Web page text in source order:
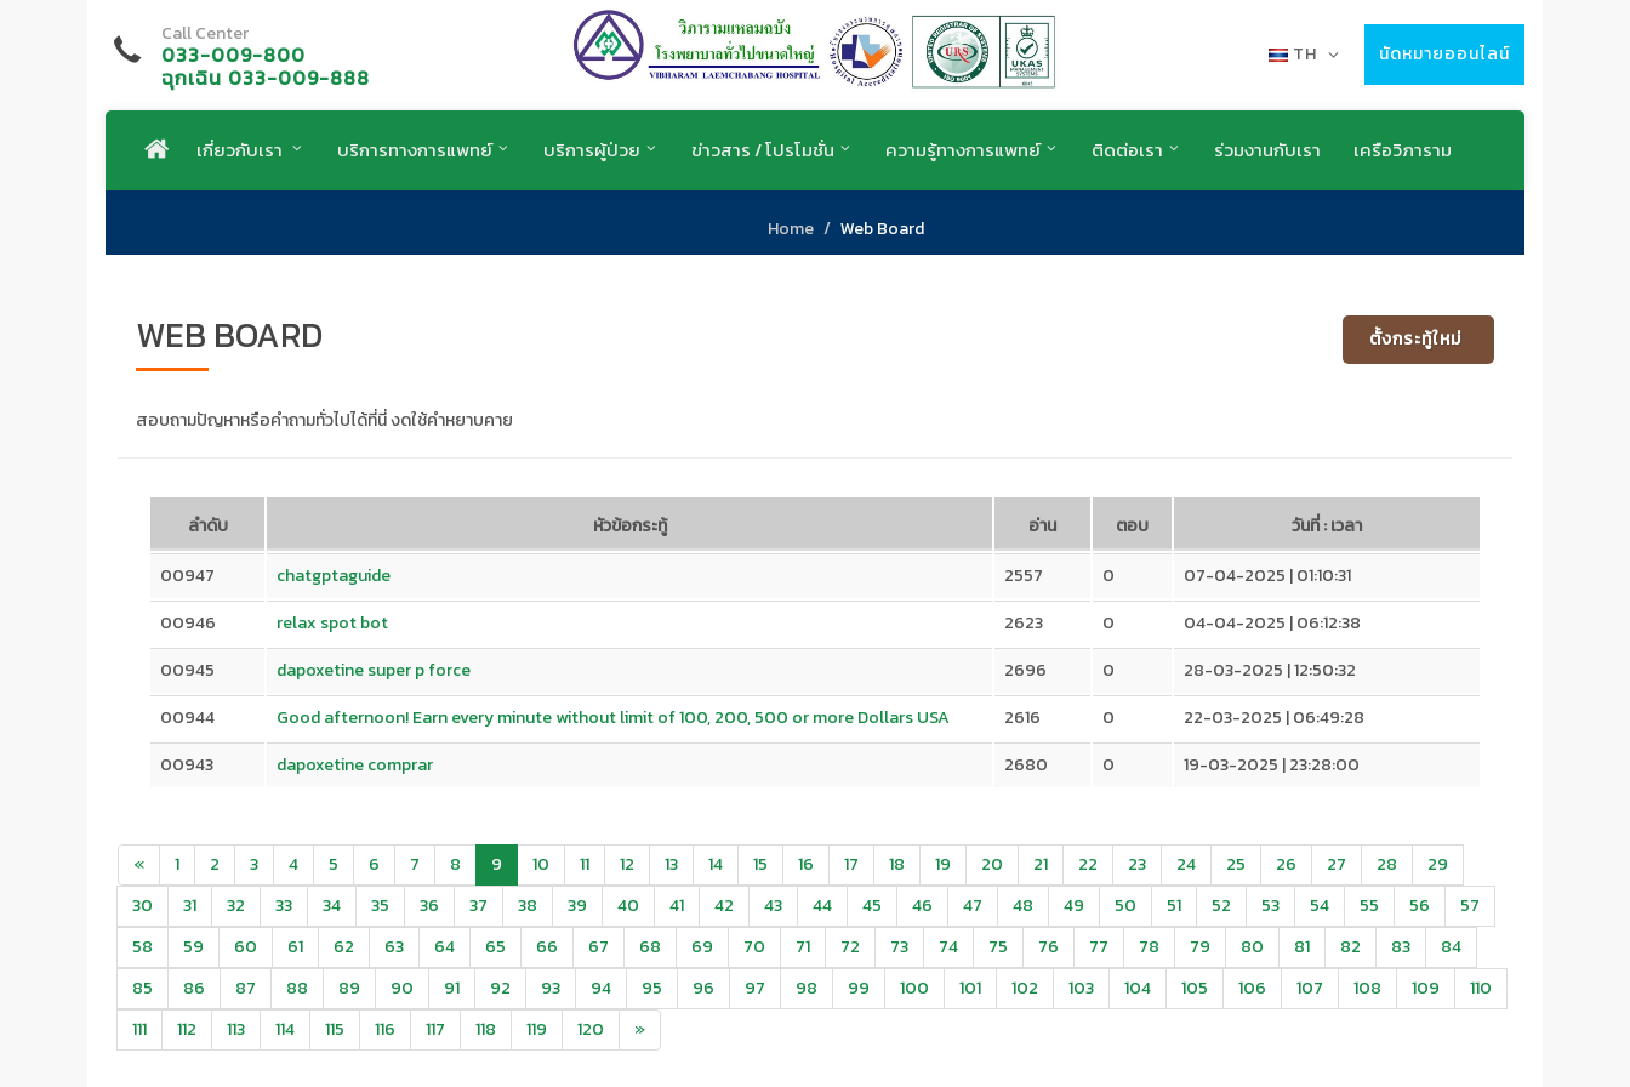
Call Center
033-009-800
ฉุกเฉิน 033-009-888
TH นัดหมายออนไลน์
เกี่ยวกับเรา บริการทางการแพทย์ บริการผู้ป่วย ข่าวสาร / โปรโมชั่น ความรู้ทางการแพทย์ ติดต่อเรา ร่วมงานกับเรา เครือวิภาราม
Home Web Board
WEB BOARD
สอบถามปัญหาหรือคำถามทั่วไปได้ที่นี่ งดใช้คำหยาบคาย
ตั้งกระทู้ใหม่
ลำดับ หัวข้อกระทู้ อ่าน ตอบ
วันที่ : เวลา
00947
chatgptaguide 2557 0
07-04-2025 | 01:10:31
00946
relax spot bot 2623 0
04-04-2025 | 06:12:38
00945
dapoxetine super p force 2696 0
28-03-2025 | 12:50:32
00944
Good afternoon! Earn every minute without limit of 100, 200, 500 or more Dollars USA 2616 0
22-03-2025 | 06:49:28
00943
dapoxetine comprar 2680 0 19-03-2025 | 23:28:00
« 1 2 3 4 5 6 7 8 9 10 11 12 13 14 15 16 17 18 19 20 21 22 23 24 25 26 27 28
29
30
31 32 33 34 35 36 37 38 39 40 41 42 43 44 45 46 47 48 49 50 51 52 53 54 55 56
57
58
59 60 61 62 63 64 65 66 67 68 69 70 71 72 73 74 75 76 77 78 79 80 81 82 83
84
85
86 87 88 89 90 91 92 93 94 95 96 97 98 99 100 101 102 103 104 105 106 107 108 109
110
111
112 113 114 115 116 117 118 119 120 »